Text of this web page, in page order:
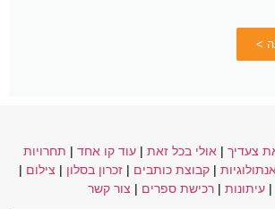
>
צעדיך | אולי בכל זאת |עוד קו אחד | תחרויות
אנתולוגיות | קבוצת כותבים | זכרון בסלון | צילום |
|עיתונות |רכישת ספרים | צור קשר